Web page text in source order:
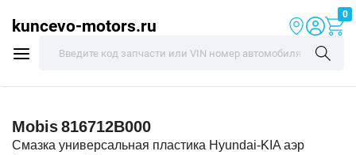
kuncevo-motors.ru
0
Mobis816712B000
Смазка универсальная пластика Hyundai-KIA аэр